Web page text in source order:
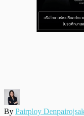
By Pairploy